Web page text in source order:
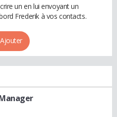
un en lui envoyant un
Frederik à vos contacts.
Ajouter